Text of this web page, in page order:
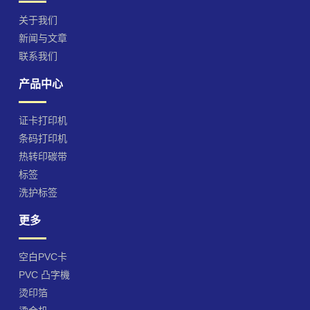
关于我们
新闻与文章
联系我们
产品中心
证卡打印机
条码打印机
热转印碳带
标签
洗护标签
更多
空白PVC卡
PVC 凸字機
烫印箔